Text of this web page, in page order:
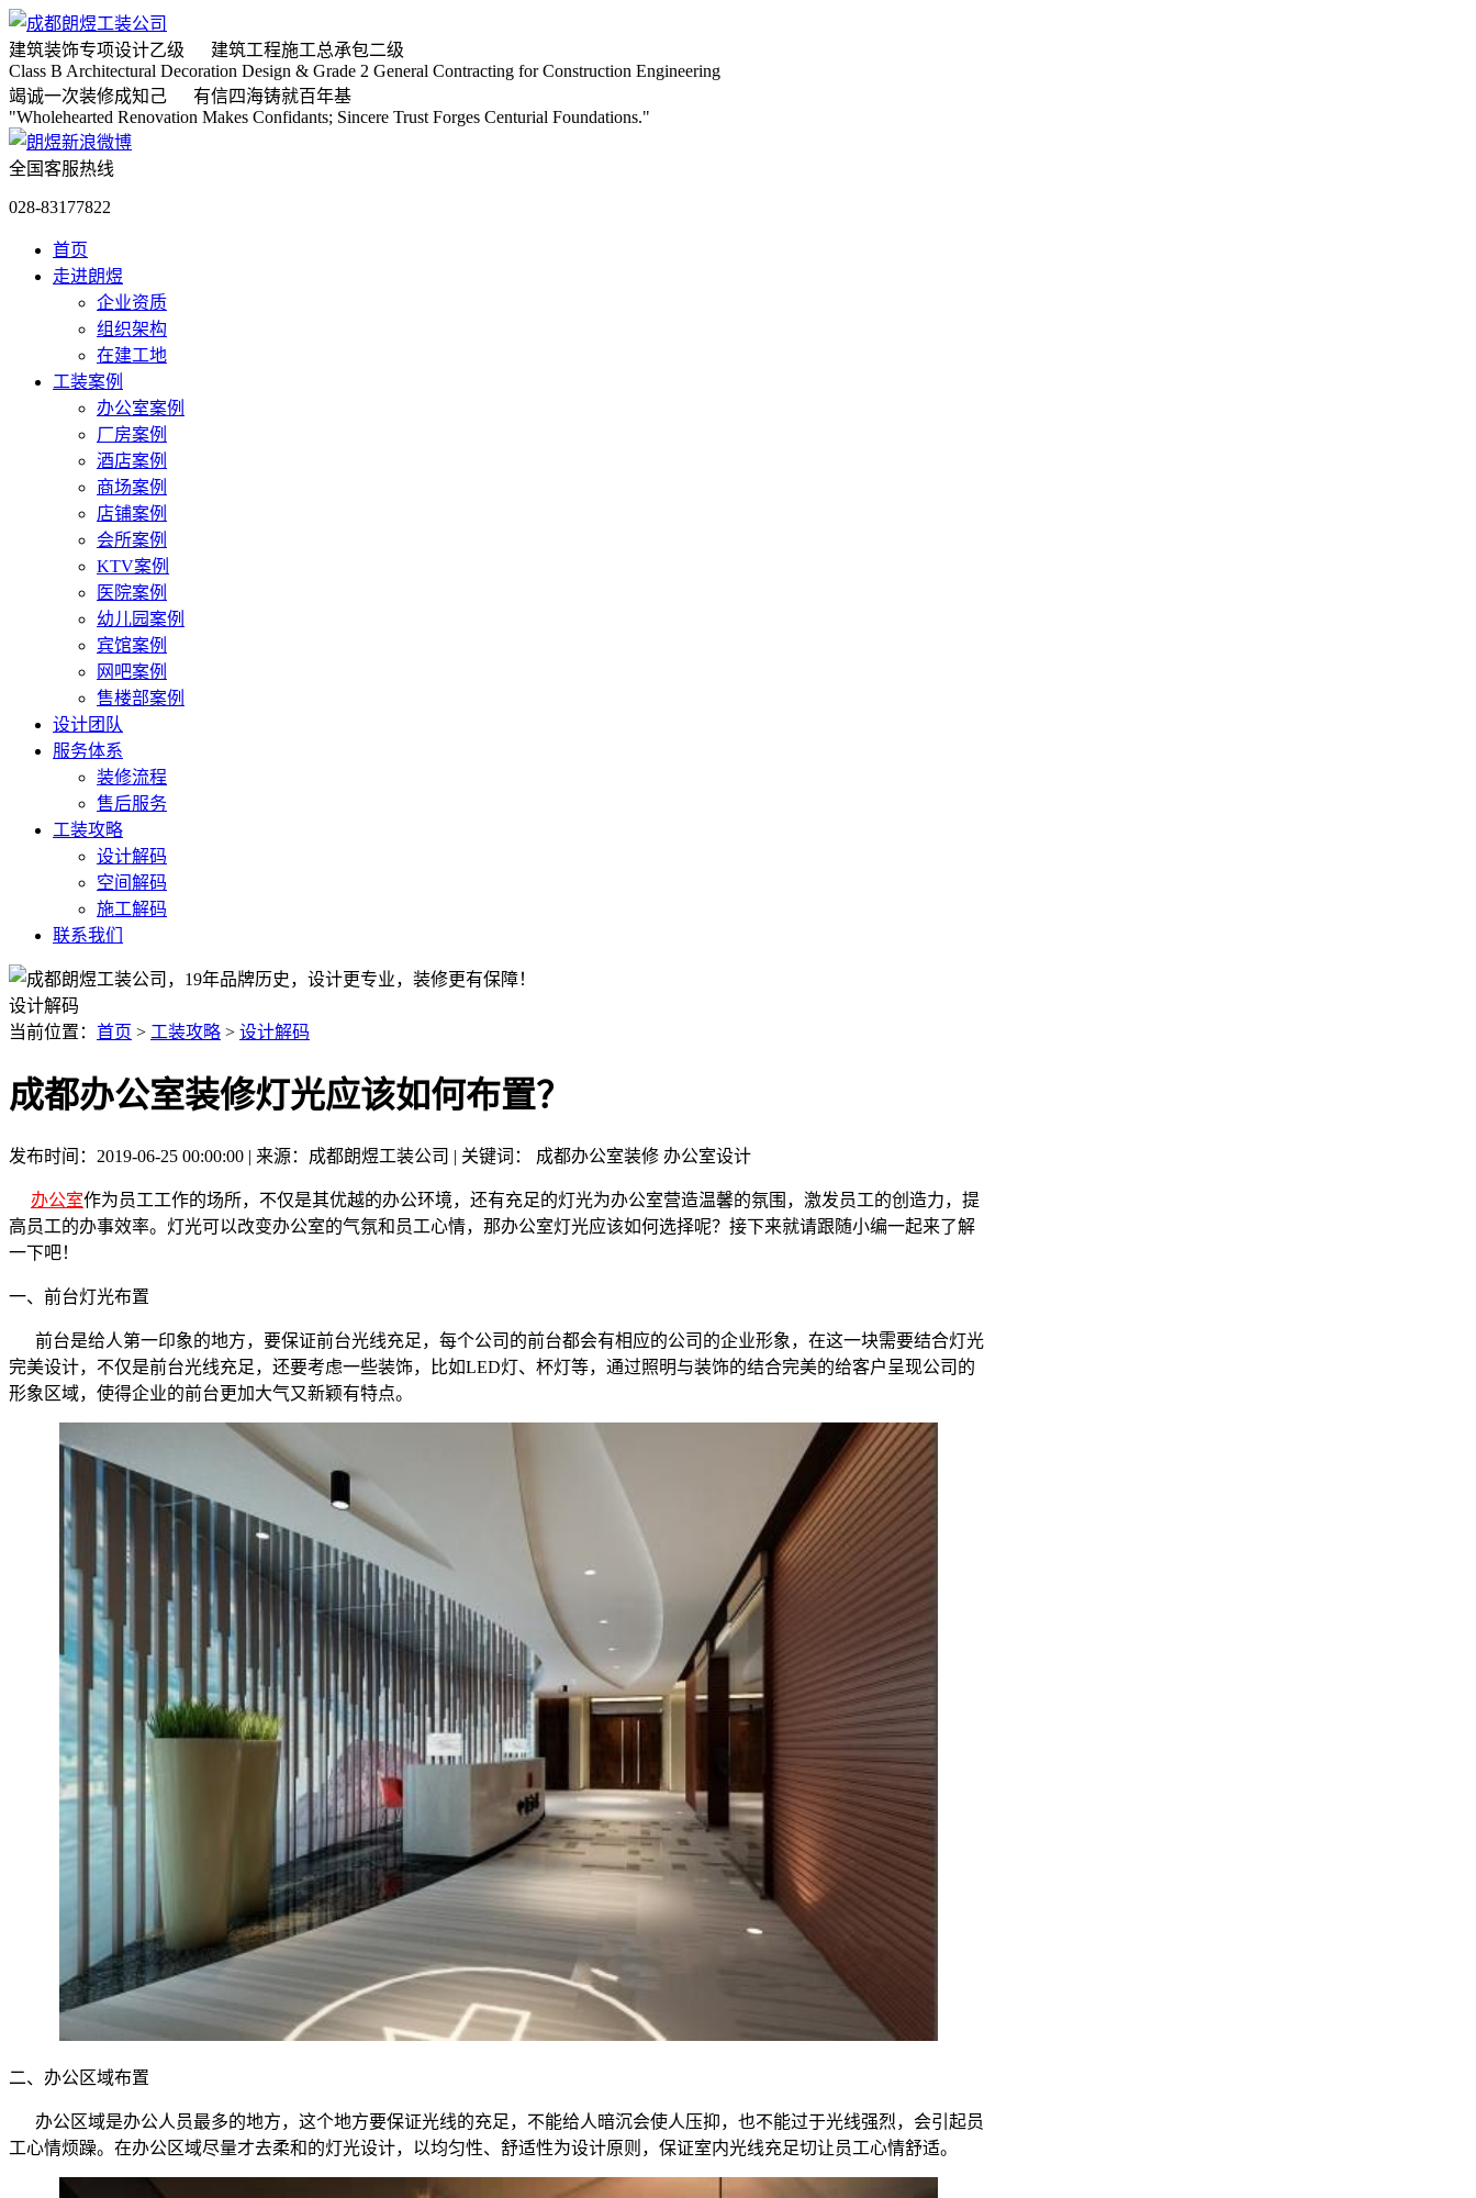
建筑装饰专项设计乙级 建筑工程施工总承包二级
Class B Architectural Decoration Design & Grade 2 General Contracting for Construction Engineering
竭诚一次装修成知己 有信四海铸就百年基
"Wholehearted Renovation Makes Confidants; Sincere Trust Forges Centurial Foundations."
全国客服热线
028-83177822
首页
走进朗煜
企业资质
组织架构
在建工地
工装案例
办公室案例
厂房案例
酒店案例
商场案例
店铺案例
会所案例
KTV案例
医院案例
幼儿园案例
宾馆案例
网吧案例
售楼部案例
设计团队
服务体系
装修流程
售后服务
工装攻略
设计解码
空间解码
施工解码
联系我们
设计解码
当前位置： 首页 > 工装攻略 > 设计解码
成都办公室装修灯光应该如何布置？
发布时间：2019-06-25 00:00:00 | 来源：成都朗煜工装公司 | 关键词： 成都办公室装修 办公室设计
办公室作为员工工作的场所，不仅是其优越的办公环境，还有充足的灯光为办公室营造温馨的氛围，激发员工的创造力，提
高员工的办事效率。灯光可以改变办公室的气氛和员工心情，那办公室灯光应该如何选择呢？接下来就请跟随小编一起来了解
一下吧！
一、前台灯光布置
前台是给人第一印象的地方，要保证前台光线充足，每个公司的前台都会有相应的公司的企业形象，在这一块需要结合灯光
完美设计，不仅是前台光线充足，还要考虑一些装饰，比如LED灯、杯灯等，通过照明与装饰的结合完美的给客户呈现公司的
形象区域，使得企业的前台更加大气又新颖有特点。
二、办公区域布置
办公区域是办公人员最多的地方，这个地方要保证光线的充足，不能给人暗沉会使人压抑，也不能过于光线强烈，会引起员
工心情烦躁。在办公区域尽量才去柔和的灯光设计，以均匀性、舒适性为设计原则，保证室内光线充足切让员工心情舒适。